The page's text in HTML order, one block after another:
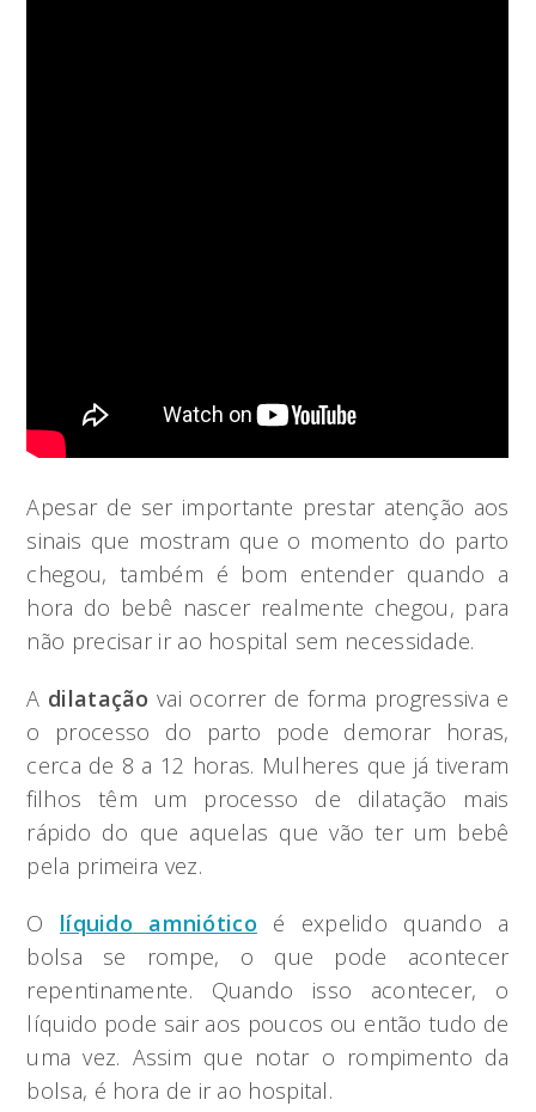
Apesar de ser importante prestar atenção aos
sinais que mostram que o momento do parto
chegou, também é bom entender quando a
hora do bebê nascer realmente chegou, para
não precisar ir ao hospital sem necessidade.
A dilatação vai ocorrer de forma progressiva e
o processo do parto pode demorar horas,
cerca de 8 a 12 horas. Mulheres que já tiveram
filhos têm um processo de dilatação mais
rápido do que aquelas que vão ter um bebê
pela primeira vez.
O líquido amniótico é expelido quando a
bolsa se rompe, o que pode acontecer
repentinamente. Quando isso acontecer, o
líquido pode sair aos poucos ou então tudo de
uma vez. Assim que notar o rompimento da
bolsa, é hora de ir ao hospital.